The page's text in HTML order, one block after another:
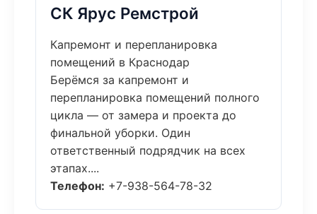
СК Ярус Ремстрой
Капремонт и перепланировка
помещений в Краснодар
Берёмся за капремонт и
перепланировка помещений полного
цикла — от замера и проекта до
финальной уборки. Один
ответственный подрядчик на всех
этапах....
Телефон: +7-938-564-78-32